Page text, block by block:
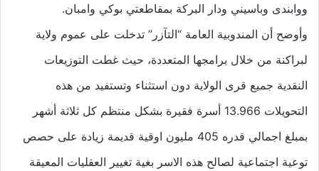
ووابندى وباسيني ودار البركة بمقاطعتي بوكي وامبان.
وأوضح أن المندوبية العامة “التآزر” تدخلت على عموم ولاية
لبراكنة من خلال برامجها المتعددة، حيث غطت التوزيعات
النقدية جميع قرى الولاية دون استثناء وتستفيد من هذه
التحويلات 13.966 أسرة فقيرة بشكل منتظم كل ثلاثة أشهر
بمبلغ اجمالي قدره 405 مليون اوقية قديمة زيادة على حصص
توعية اجتماعية لصالح هذه الاسر بغية تغيير العقليات المعيقة